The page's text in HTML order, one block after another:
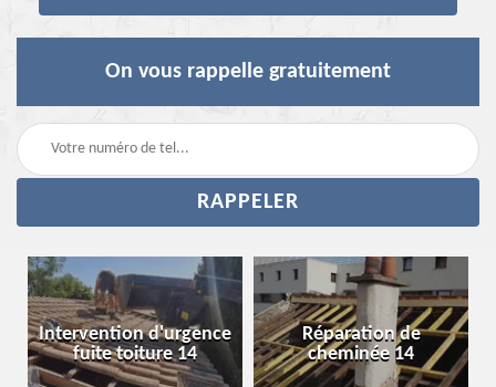
On vous rappelle gratuitement
Intervention d'urgence
fuite toiture 14
Réparation de
cheminée 14